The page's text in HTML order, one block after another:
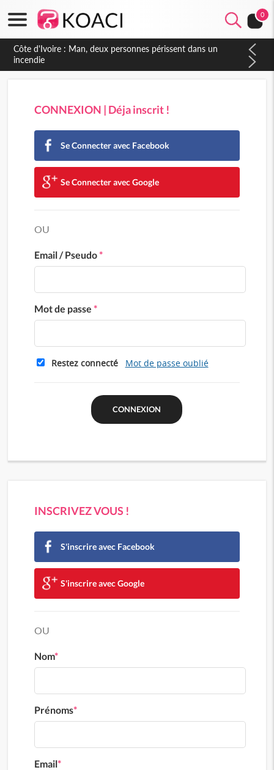
0
Côte d'Ivoire : Man, deux personnes périssent dans un
incendie
CONNEXION | Déja inscrit !
Se Connecter avec Facebook
Se Connecter avec Google
OU
Email / Pseudo*
Mot de passe *
Restez connecté Mot de passe oublié
INSCRIVEZ VOUS !
S'inscrire avec Facebook
S'inscrire avec Google
OU
Nom*
Prénoms*
Email*